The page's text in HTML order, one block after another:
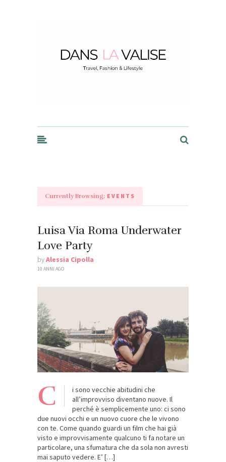
Currently Browsing: EVENTS
Luisa Via Roma Underwater
Love Party
byAlessia Cipolla
10 ANNI AGO
C
i sono vecchie abitudini che
all’improvviso diventano nuove. Il
perché è semplicemente uno: ci sono
due nuovi occhi e un nuovo cuore che le vivono
con te. Come quando guardi un film che hai già
visto e improvvisamente qualcuno ti fa notare un
particolare, una sfumatura che da sola non avresti
mai saputo vedere. E’ […]